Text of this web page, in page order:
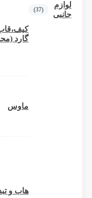
لوازم
جانبی
(37)
گارد
ماوس
هاب و